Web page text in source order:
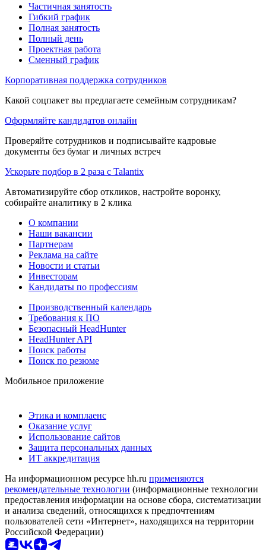
Частичная занятость
Гибкий график
Полная занятость
Полный день
Проектная работа
Сменный график
Корпоративная поддержка сотрудников
Какой соцпакет вы предлагаете семейным сотрудникам?
Оформляйте кандидатов онлайн
Проверяйте сотрудников и подписывайте кадровые
документы без бумаг и личных встреч
Ускорьте подбор в 2 раза с Talantix
Автоматизируйте сбор откликов, настройте воронку,
собирайте аналитику в 2 клика
О компании
Наши вакансии
Партнерам
Реклама на сайте
Новости и статьи
Инвесторам
Кандидаты по профессиям
Производственный календарь
Требования к ПО
Безопасный HeadHunter
HeadHunter API
Поиск работы
Поиск по резюме
Мобильное приложение
Этика и комплаенс
Оказание услуг
Использование сайтов
Защита персональных данных
ИТ аккредитация
На информационном ресурсе hh.ru применяются
рекомендательные технологии (информационные технологии
предоставления информации на основе сбора, систематизации
и анализа сведений, относящихся к предпочтениям
пользователей сети «Интернет», находящихся на территории
Российской Федерации)